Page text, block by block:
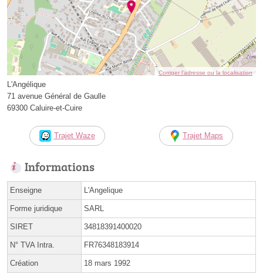
Corriger l’adresse ou la localisation
L'Angélique
71 avenue Général de Gaulle
69300 Caluire-et-Cuire
Trajet Waze Trajet Maps
Informations
Enseigne L'Angelique
Forme juridique SARL
SIRET 34818391400020
N° TVA Intra. FR76348183914
Création 18 mars 1992